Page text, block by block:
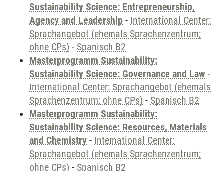
Sustainability Science: Entrepreneurship,
Agency and Leadership - International Center:
Sprachangebot (ehemals Sprachenzentrum;
ohne CPs) - Spanisch B2
Masterprogramm Sustainability:
Sustainability Science: Governance and Law -
International Center: Sprachangebot (ehemals
Sprachenzentrum; ohne CPs) - Spanisch B2
Masterprogramm Sustainability:
Sustainability Science: Resources, Materials
and Chemistry - International Center:
Sprachangebot (ehemals Sprachenzentrum;
ohne CPs) - Spanisch B2